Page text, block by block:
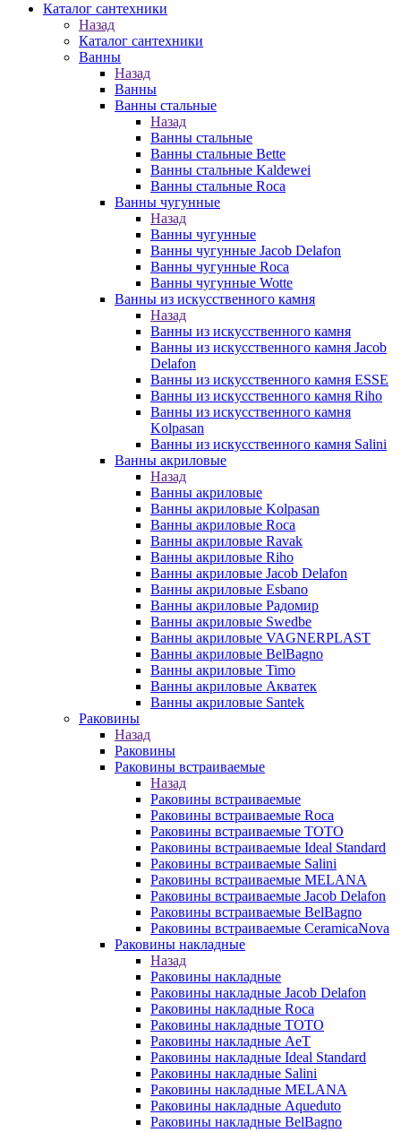
Каталог сантехники
Назад
Каталог сантехники
Ванны
Назад
Ванны
Ванны стальные
Назад
Ванны стальные
Ванны стальные Bette
Ванны стальные Kaldewei
Ванны стальные Roca
Ванны чугунные
Назад
Ванны чугунные
Ванны чугунные Jacob Delafon
Ванны чугунные Roca
Ванны чугунные Wotte
Ванны из искусственного камня
Назад
Ванны из искусственного камня
Ванны из искусственного камня Jacob
Delafon
Ванны из искусственного камня ESSE
Ванны из искусственного камня Riho
Ванны из искусственного камня
Kolpasan
Ванны из искусственного камня Salini
Ванны акриловые
Назад
Ванны акриловые
Ванны акриловые Kolpasan
Ванны акриловые Roca
Ванны акриловые Ravak
Ванны акриловые Riho
Ванны акриловые Jacob Delafon
Ванны акриловые Esbano
Ванны акриловые Радомир
Ванны акриловые Swedbe
Ванны акриловые VAGNERPLAST
Ванны акриловые BelBagno
Ванны акриловые Timo
Ванны акриловые Акватек
Ванны акриловые Santek
Раковины
Назад
Раковины
Раковины встраиваемые
Назад
Раковины встраиваемые
Раковины встраиваемые Roca
Раковины встраиваемые TOTO
Раковины встраиваемые Ideal Standard
Раковины встраиваемые Salini
Раковины встраиваемые MELANA
Раковины встраиваемые Jacob Delafon
Раковины встраиваемые BelBagno
Раковины встраиваемые CeramicaNova
Раковины накладные
Назад
Раковины накладные
Раковины накладные Jacob Delafon
Раковины накладные Roca
Раковины накладные TOTO
Раковины накладные AeT
Раковины накладные Ideal Standard
Раковины накладные Salini
Раковины накладные MELANA
Раковины накладные Aqueduto
Раковины накладные BelBagno